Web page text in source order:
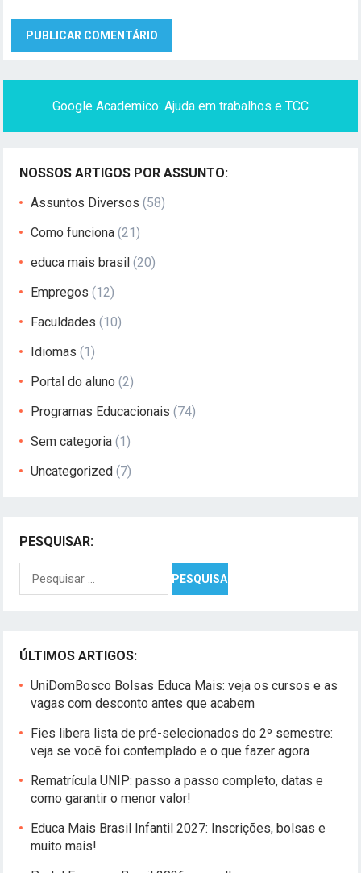
Google Academico: Ajuda em trabalhos e TCC
NOSSOS ARTIGOS POR ASSUNTO:
Assuntos Diversos (58)
Como funciona (21)
educa mais brasil (20)
Empregos (12)
Faculdades (10)
Idiomas (1)
Portal do aluno (2)
Programas Educacionais (74)
Sem categoria (1)
Uncategorized (7)
PESQUISAR:
Pesquisar
ÚLTIMOS ARTIGOS:
UniDomBosco Bolsas Educa Mais: veja os cursos e as
vagas com desconto antes que acabem
Fies libera lista de pré-selecionados do 2º semestre:
veja se você foi contemplado e o que fazer agora
Rematrícula UNIP: passo a passo completo, datas e
como garantir o menor valor!
Educa Mais Brasil Infantil 2027: Inscrições, bolsas e
muito mais!